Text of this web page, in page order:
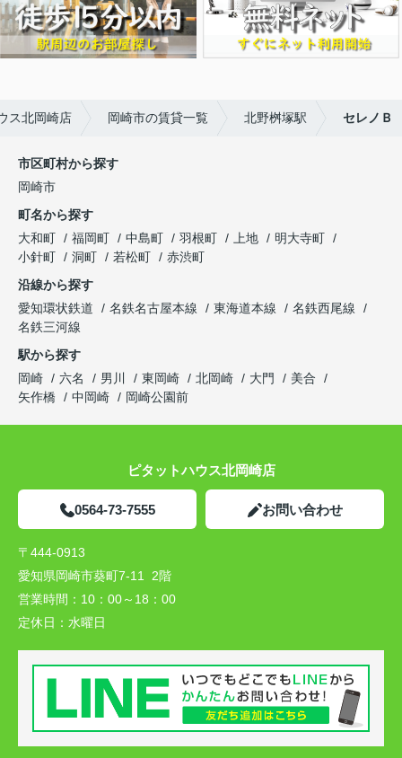
ス北岡崎店 岡崎市の賃貸一覧 北野桝塚駅 セレノＢ
市区町村から探す
岡崎市
町名から探す
大和町
福岡町 中島町 羽根町 上地
明大寺町
小針町
洞町 若松町
赤渋町
沿線から探す
愛知環状鉄道
名鉄名古屋本線 東海道本線
名鉄西尾線
名鉄三河線
駅から探す
岡崎
六名 男川 東岡崎 北岡崎 大門
美合
矢作橋
中岡崎 岡崎公園前
ピタットハウス北岡崎店
0564-73-7555 お問い合わせ
〒444-0913
愛知県岡崎市葵町7-11 2階
営業時間： 10：00～18：00
定休日： 水曜日